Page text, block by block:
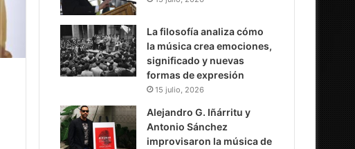
La filosofía analiza cómo
la música crea emociones,
significado y nuevas
formas de expresión
15 julio, 2026
Alejandro G. Iñárritu y
Antonio Sánchez
improvisaron la música de